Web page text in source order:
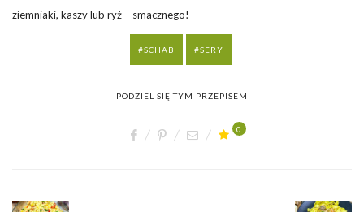
ziemniaki, kaszy lub ryż – smacznego!
SCHAB SERY
PODZIEL SIĘ TYM PRZEPISEM
0